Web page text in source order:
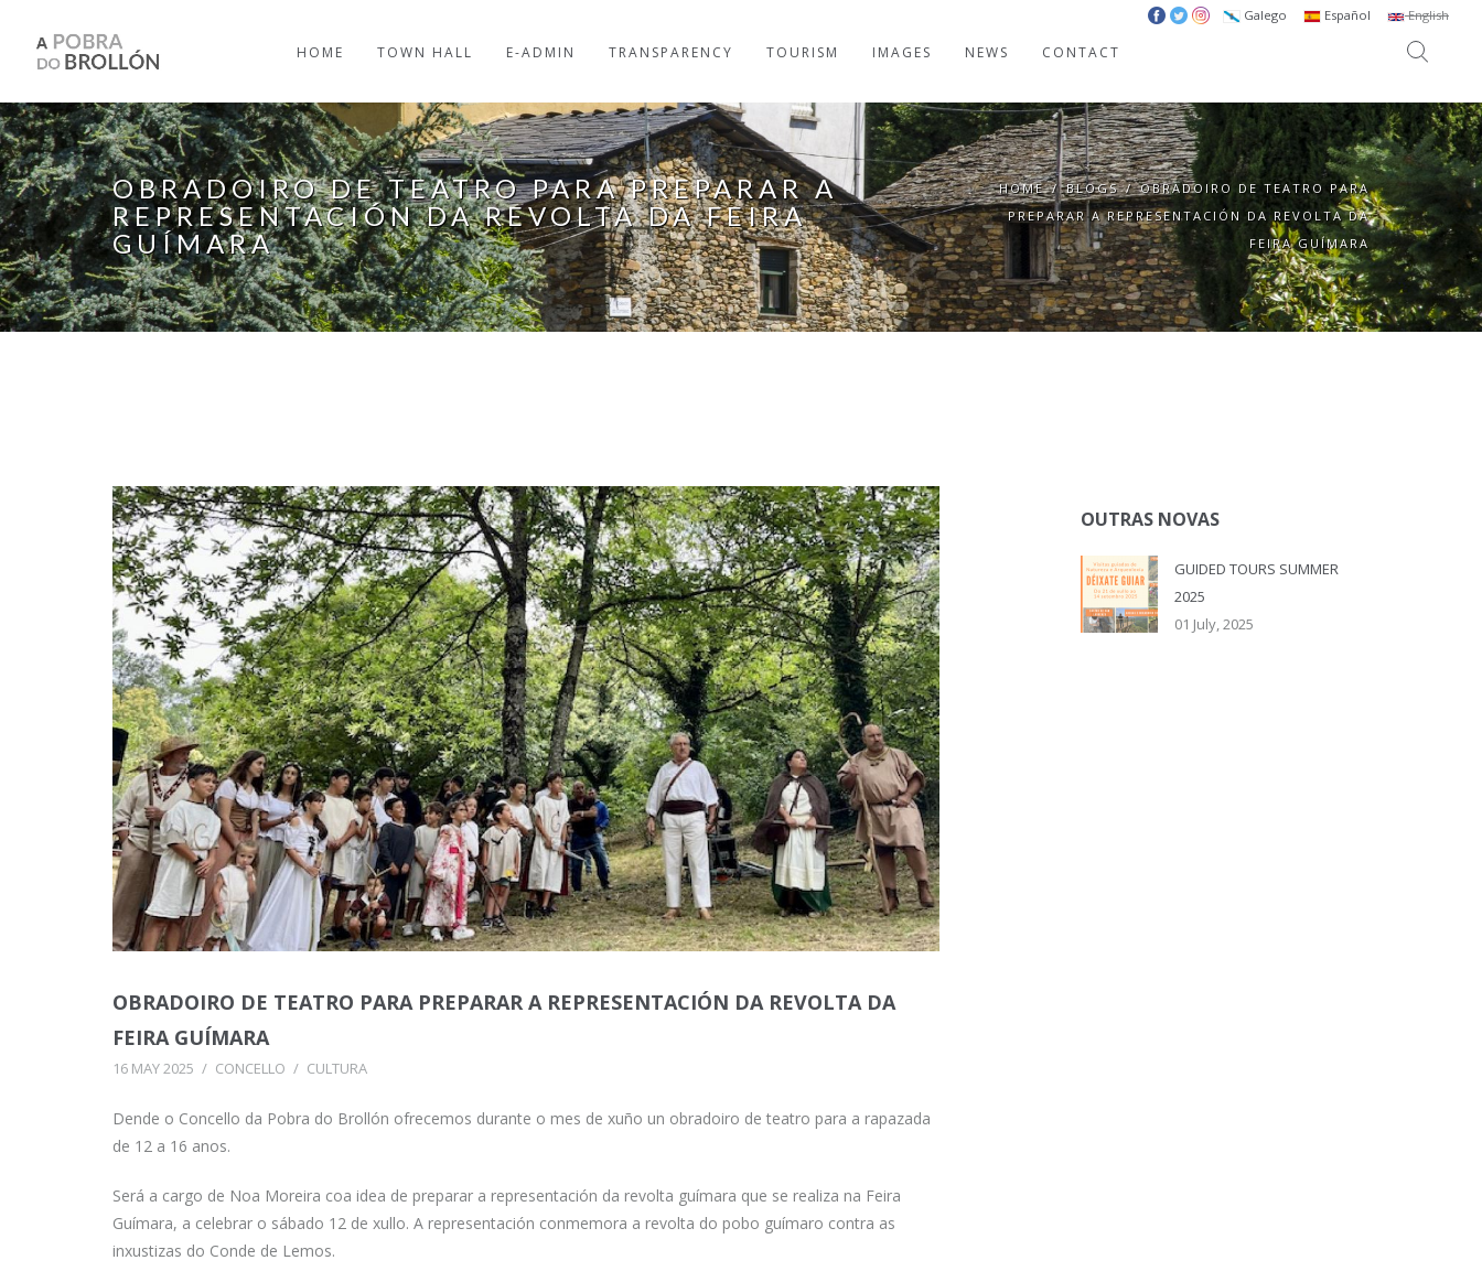
Galego Español English
HOME TOWN HALL E-ADMIN TRANSPARENCY TOURISM IMAGES NEWS CONTACT
OBRADOIRO DE TEATRO PARA PREPARAR A
REPRESENTACIÓN DA REVOLTA DA FEIRA
GUÍMARA
HOME / BLOGS / OBRADOIRO DE TEATRO PARA
PREPARAR A REPRESENTACIÓN DA REVOLTA DA
FEIRA GUÍMARA
OBRADOIRO DE TEATRO PARA PREPARAR A REPRESENTACIÓN DA REVOLTA DA
FEIRA GUÍMARA
16 MAY 2025 / CONCELLO / CULTURA
Dende o Concello da Pobra do Brollón ofrecemos durante o mes de xuño un obradoiro de teatro para a rapazada
de 12 a 16 anos.
Será a cargo de Noa Moreira coa idea de preparar a representación da revolta guímara que se realiza na Feira
Guímara, a celebrar o sábado 12 de xullo. A representación conmemora a revolta do pobo guímaro contra as
inxustizas do Conde de Lemos.
OUTRAS NOVAS
GUIDED TOURS SUMMER
2025
01 July, 2025